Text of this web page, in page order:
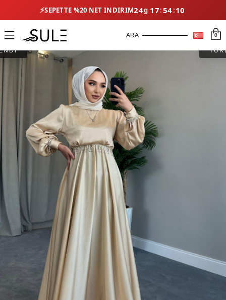
⚡SEPETTE %20 NET İNDIRIM24 17 54 10
0